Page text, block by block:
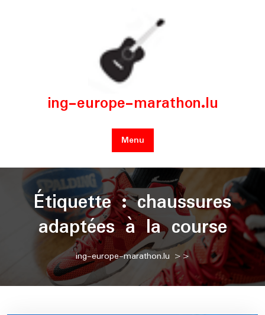
ing-europe-marathon.lu
Menu
Étiquette :chaussures
adaptées à la course
ing-europe-marathon.lu >>